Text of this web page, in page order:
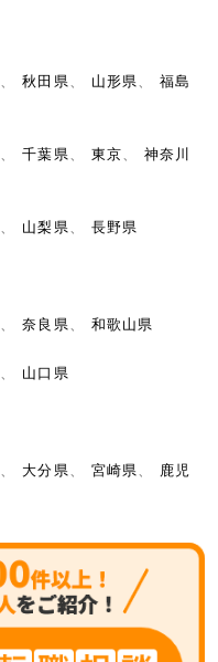
、秋田県 山形県 、福島
、千葉県 東京
神奈川
山梨県
長野県
、奈良県
和歌山県
山口県
大分県 宮崎県
鹿児